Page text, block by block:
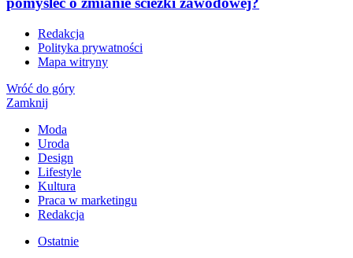
Redakcja
Polityka prywatności
Mapa witryny
Wróć do góry
Zamknij
Moda
Uroda
Design
Lifestyle
Kultura
Praca w marketingu
Redakcja
Ostatnie